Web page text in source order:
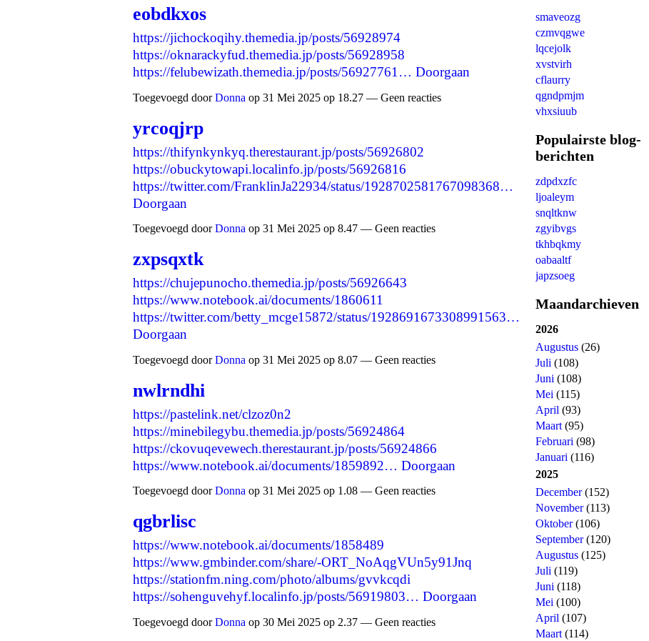
eobdkxos
https://jichockoqihy.themedia.jp/posts/56928974
https://oknarackyfud.themedia.jp/posts/56928958
https://felubewizath.themedia.jp/posts/56927761… Doorgaan
Toegevoegd doorDonna op 31 Mei 2025 op 18.27 — Geen reacties
yrcoqjrp
https://thifynkynkyq.therestaurant.jp/posts/56926802
https://obuckytowapi.localinfo.jp/posts/56926816
https://twitter.com/FranklinJa22934/status/1928702581767098368…
Doorgaan
Toegevoegd doorDonna op 31 Mei 2025 op 8.47 — Geen reacties
zxpsqxtk
https://chujepunocho.themedia.jp/posts/56926643
https://www.notebook.ai/documents/1860611
https://twitter.com/betty_mcge15872/status/1928691673308991563…
Doorgaan
Toegevoegd doorDonna op 31 Mei 2025 op 8.07 — Geen reacties
nwlrndhi
https://pastelink.net/clzoz0n2
https://minebilegybu.themedia.jp/posts/56924864
https://ckovuqevewech.therestaurant.jp/posts/56924866
https://www.notebook.ai/documents/1859892… Doorgaan
Toegevoegd doorDonna op 31 Mei 2025 op 1.08 — Geen reacties
qgbrlisc
https://www.notebook.ai/documents/1858489
https://www.gmbinder.com/share/-ORT_NoAqgVUn5y91Jnq
https://stationfm.ning.com/photo/albums/gvvkcqdi
https://sohenguvehyf.localinfo.jp/posts/56919803… Doorgaan
Toegevoegd doorDonna op 30 Mei 2025 op 2.37 — Geen reacties
smaveozg
czmvqgwe
lqcejolk
xvstvirh
cflaurry
qgndpmjm
vhxsiuub
Populairste blog-
berichten
zdpdxzfc
ljoaleym
snqltknw
zgyibvgs
tkhbqkmy
oabaaltf
japzsoeg
Maandarchieven
2026
Augustus (26)
Juli (108)
Juni (108)
Mei (115)
April (93)
Maart (95)
Februari (98)
Januari (116)
2025
December(152)
November(113)
Oktober(106)
September(120)
Augustus (125)
Juli (119)
Juni (118)
Mei (100)
April (107)
Maart (114)